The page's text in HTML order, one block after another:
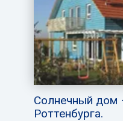
Солнечный дом
Роттенбурга.